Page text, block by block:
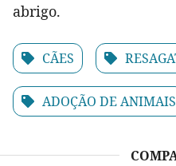
abrigo.
CÃES
ADOÇÃO DE ANIMAIS